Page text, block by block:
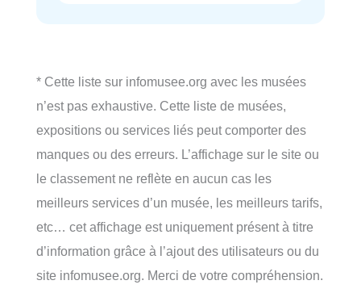
* Cette liste sur infomusee.org avec les musées
n’est pas exhaustive. Cette liste de musées,
expositions ou services liés peut comporter des
manques ou des erreurs. L’affichage sur le site ou
le classement ne reflète en aucun cas les
meilleurs services d’un musée, les meilleurs tarifs,
etc… cet affichage est uniquement présent à titre
d’information grâce à l’ajout des utilisateurs ou du
site infomusee.org. Merci de votre compréhension.